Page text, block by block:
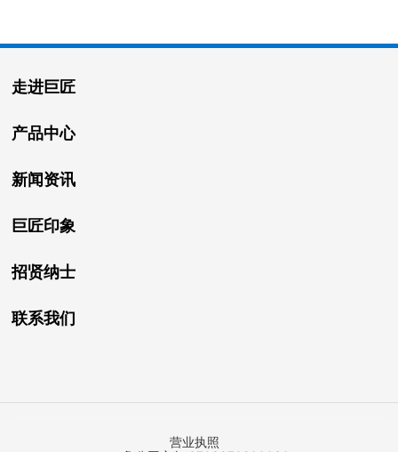
走进巨匠
产品中心
新闻资讯
巨匠印象
招贤纳士
联系我们
营业执照